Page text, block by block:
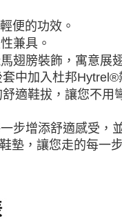
便的功效。
兼具。
翅膀裝飾，寓意展
中加入杜邦
適鞋拔，讓您不用
步增添舒適感受，
墊，讓您走的每一